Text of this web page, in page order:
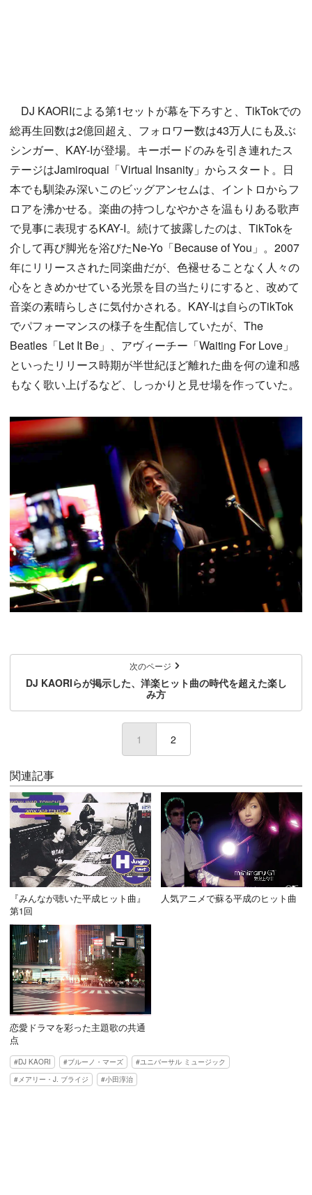
DJ KAORIによる第1セットが幕を下ろすと、TikTokでの
総再生回数は2億回超え、フォロワー数は43万人にも及ぶ
シンガー、KAY-Iが登場。キーボードのみを引き連れたス
テージはJamiroquai「Virtual Insanity」からスタート。日
本でも馴染み深いこのビッグアンセムは、イントロからフ
ロアを沸かせる。楽曲の持つしなやかさを温もりある歌声
で見事に表現するKAY-I。続けて披露したのは、TikTokを
介して再び脚光を浴びたNe-Yo「Because of You」。2007
年にリリースされた同楽曲だが、色褪せることなく人々の
心をときめかせている光景を目の当たりにすると、改めて
音楽の素晴らしさに気付かされる。KAY-Iは自らのTikTok
でパフォーマンスの様子を生配信していたが、The
Beatles「Let It Be」、アヴィーチー「Waiting For Love」
といったリリース時期が半世紀ほど離れた曲を何の違和感
もなく歌い上げるなど、しっかりと見せ場を作っていた。
次のページ
DJ KAORIらが掲示した、洋楽ヒット曲の時代を超えた楽し
み方
1 (current)
2
関連記事
『みんなが聴いた平成ヒット曲』
第1回
人気アニメで蘇る平成のヒット曲
恋愛ドラマを彩った主題歌の共通
点
DJ KAORI ブルーノ・マーズ
ユニバーサル ミュージック
メアリー・J. ブライジ
小田淳治